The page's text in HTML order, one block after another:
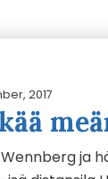
2017
ja